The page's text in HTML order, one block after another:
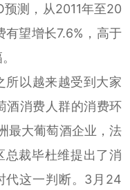
预测，从2011年至20
有望增长7.6%，高于
以越来越受到大家
酒消费人群的消费环
最大葡萄酒企业，法
总裁毕杜维提出了消
代这一判断。3月24